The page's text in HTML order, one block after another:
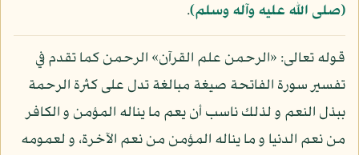
(صلى الله عليه وآله وسلم).
قوله تعالى: «الرحمن علم القرآن» الرحمن كما تقدم في
تفسير سورة الفاتحة صيغة مبالغة تدل على كثرة الرحمة
ببذل النعم و لذلك ناسب أن يعم ما يناله المؤمن و الكافر
من نعم الدنيا و ما يناله المؤمن من نعم الآخرة، و لعمومه